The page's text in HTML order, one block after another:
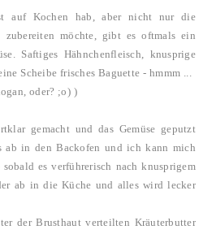
auf Kochen hab, aber nicht nur die
zubereiten möchte, gibt es oftmals ein
Saftiges Hähnchenfleisch, knusprige
Scheibe frisches Baguette - hmmm ...
oder? ;o) )
gemacht und das Gemüse geputzt
ab in den Backofen und ich kann mich
es verführerisch nach knusprigem
ab in die Küche und alles wird lecker
der Brusthaut verteilten Kräuterbutter